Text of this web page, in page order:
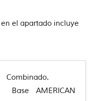
el apartado incluye
Combinado.
Base AMERICAN